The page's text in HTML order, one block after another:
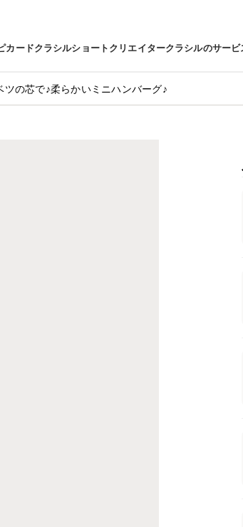
カードクラシルショートクリエイタークラシルのサービ
ツの芯で♪柔らかいミニハンバーグ♪